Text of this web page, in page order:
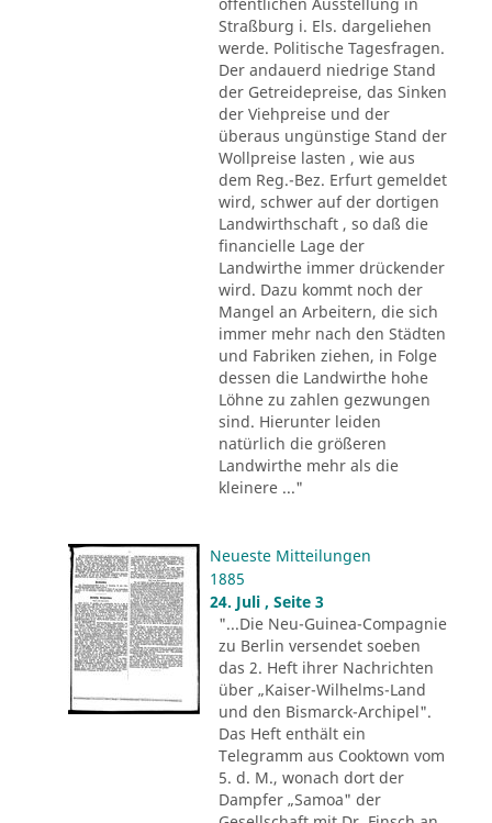
Straßburg i. Els. dargeliehen
werde. Politische Tagesfragen.
Der andauerd niedrige Stand
der Getreidepreise, das Sinken
der Viehpreise und der
überaus ungünstige Stand der
Wollpreise lasten , wie aus
dem Reg.-Bez. Erfurt gemeldet
wird, schwer auf der dortigen
Landwirthschaft , so daß die
financielle Lage der
Landwirthe immer drückender
wird. Dazu kommt noch der
Mangel an Arbeitern, die sich
immer mehr nach den Städten
und Fabriken ziehen, in Folge
dessen die Landwirthe hohe
Löhne zu zahlen gezwungen
sind. Hierunter leiden
natürlich die größeren
Landwirthe mehr als die
kleinere ..."
Neueste Mitteilungen
1885
24. Juli , Seite 3
"...Die Neu-Guinea-Compagnie
zu Berlin versendet soeben
das 2. Heft ihrer Nachrichten
über „Kaiser-Wilhelms-Land
und den Bismarck-Archipel".
Das Heft enthält ein
Telegramm aus Cooktown vom
5. d. M., wonach dort der
Dampfer „Samoa" der